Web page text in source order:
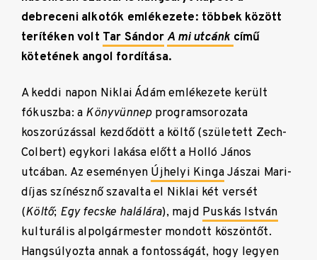
debreceni alkotók emlékezete: többek között
terítéken volt Tar Sándor A mi utcánk című
kötetének angol fordítása.
A keddi napon Niklai Ádám emlékezete került
fókuszba: a Könyvünnepprogramsorozata
koszorúzással kezdődött a költő (született Zech-
Colbert) egykori lakása előtt a Holló János
utcában. Az eseményen Újhelyi KingaJászai Mari-
díjas színésznő szavalta el Niklai két versét
(Költő; Egy fecske halálára), majd Puskás István
kulturális alpolgármester mondott köszöntőt.
Hangsúlyozta annak a fontosságát, hogy legyen